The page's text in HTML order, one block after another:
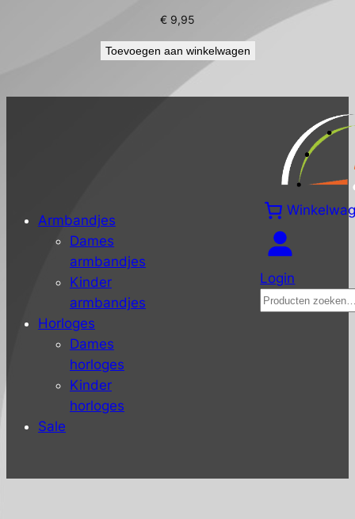
€ 9,95
Toevoegen aan winkelwagen
Armbandjes
Dames
armbandjes
Kinder
armbandjes
Horloges
Dames
horloges
Kinder
horloges
Sale
Login
Zoeken